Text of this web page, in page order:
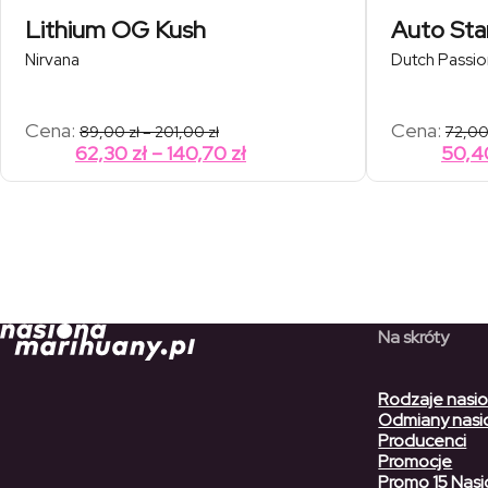
Lithium OG Kush
Nirvana
Cena: 89,00zł–201,00złZakres
cen:
od
89,00 zł
62,30 zł –140,70 złZakres
cen:
Auto
Dutch
Cena:
Na skróty
Rodzaje
Odmiany
Producenci
Promocje
Promo 15